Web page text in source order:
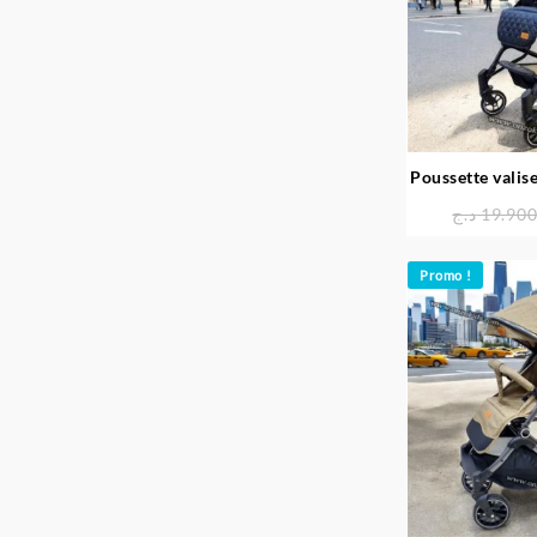
Poussette
19.900 د.ج
Promo !